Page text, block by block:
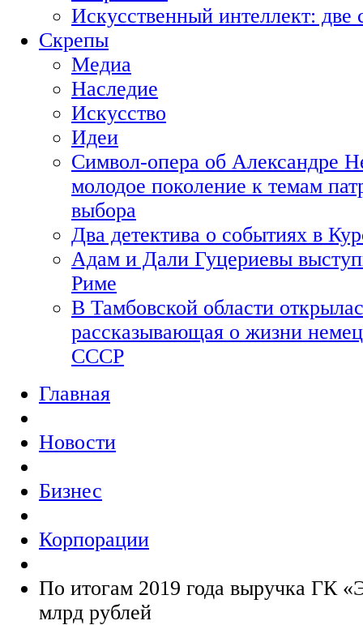
Искусственный интеллект:
Скрепы
Медиа
Наследие
Искусство
Идеи
Символ-опера об Александре
молодое поколение к темам
выбора
Два детектива о событиях в
Адам и Дали Гуцериевы
Риме
В Тамбовской области
рассказывающая о жизни
СССР
Главная
Новости
Бизнес
Корпорации
По итогам 2019 года выручка ГК
млрд рублей